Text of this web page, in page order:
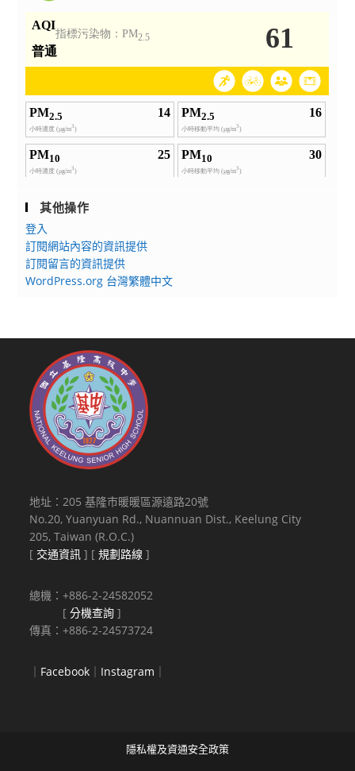
其他操作
登入
訂閱網站內容的資訊提供
訂閱留言的資訊提供
WordPress.org 台灣繁體中文
地址：205 基隆市暖暖區源遠路20號
No.20, Yuanyuan Rd., Nuannuan Dist., Keelung City
205, Taiwan (R.O.C.)
[ 交通資訊 ] [規劃路線 ]
總機：+886-2-24582052
[分機查詢 ]
傳真：+886-2-24573724
｜ Facebook ｜ Instagram ｜
隱私權及資通安全政策